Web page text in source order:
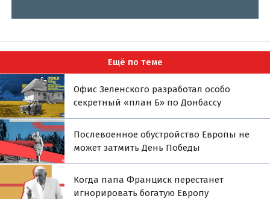
Ещё по теме
Офис Зеленского разработал особо
секретный «план Б» по Донбассу
Послевоенное обустройство Европы не
может затмить День Победы
Когда папа Франциск перестанет
игнорировать богатую Европу